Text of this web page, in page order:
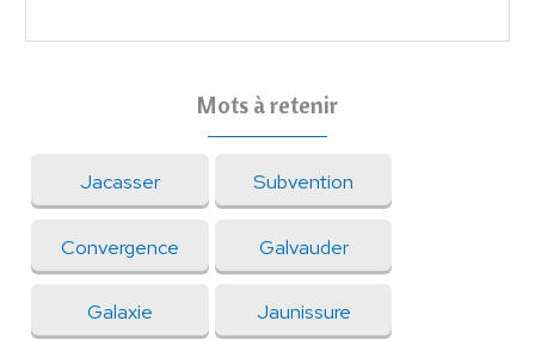
Mots à retenir
Jacasser Subvention
Convergence Galvauder
Galaxie Jaunissure